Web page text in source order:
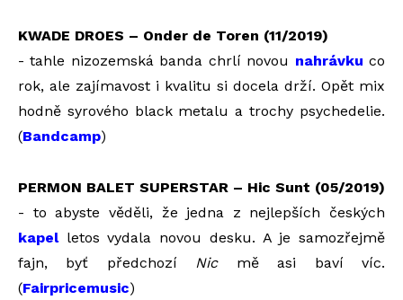
KWADE DROES – Onder de Toren (11/2019)
- tahle nizozemská banda chrlí novou nahrávku co
rok, ale zajímavost i kvalitu si docela drží. Opět mix
hodně syrového black metalu a trochy psychedelie.
(Bandcamp)
PERMON BALET SUPERSTAR – Hic Sunt (05/2019)
- to abyste věděli, že jedna z nejlepších českých
kapelletos vydala novou desku. A je samozřejmě
fajn, byť předchozí Nicmě asi baví víc.
(Fairpricemusic)